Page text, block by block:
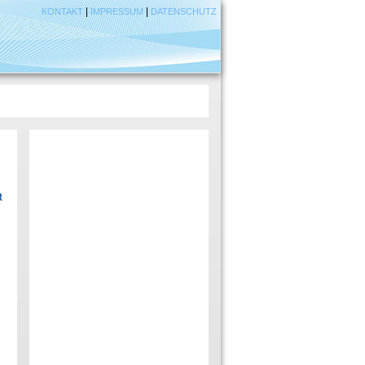
KONTAKT|IMPRESSUM|DATENSCHUTZ